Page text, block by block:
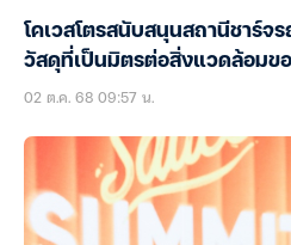
โคเวสโตรสนับสนุนสถานีชาร์
วัสดุที่เป็นมิตรต่อสิ่งแวดล้อมข
02 ต.ค. 68 09:57 น.